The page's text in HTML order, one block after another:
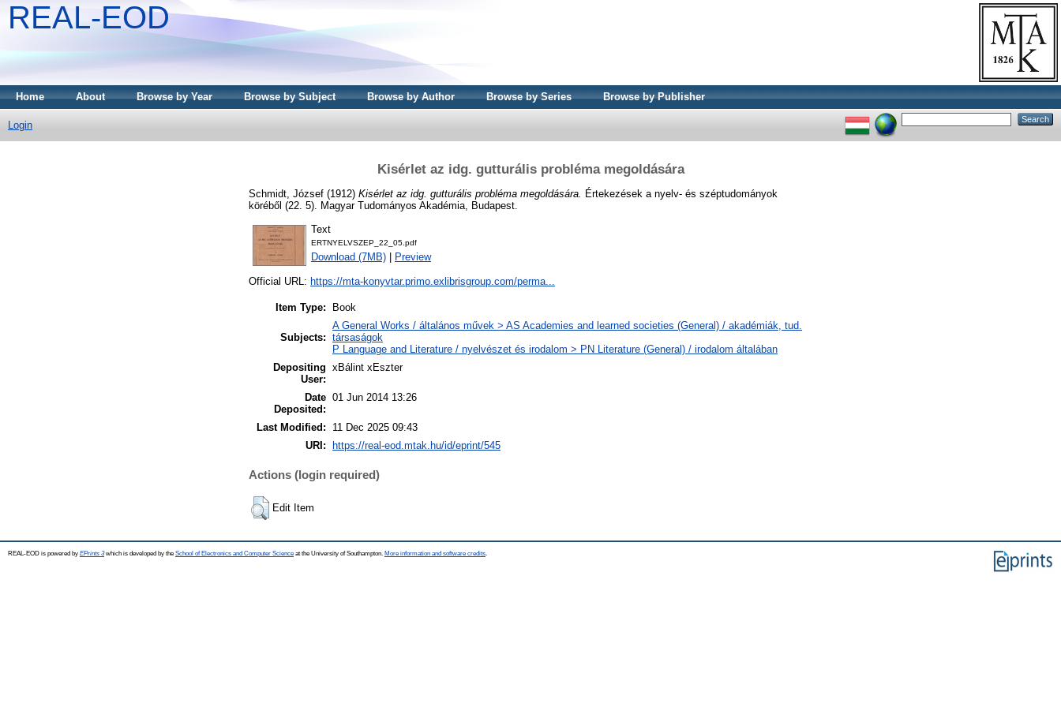
REAL-EOD
Home About Browse by Year Browse by Subject Browse by Author Browse by Series Browse by Publisher
Login
Kisérlet az idg. gutturális probléma megoldására
Schmidt, József (1912) Kisérlet az idg. gutturális probléma megoldására. Értekezések a nyelv- és széptudományok
köréből (22. 5). Magyar Tudományos Akadémia, Budapest.
Text
ERTNYELVSZEP_22_05.pdf
Download (7MB) Preview
Official URL: https://mta-konyvtar.primo.exlibrisgroup.com/perma...
Item Type: Book
Subjects:
A General Works / általános művek > AS Academies and learned societies (General) / akadémiák, tud.
társaságok
P Language and Literature / nyelvészet és irodalom > PN Literature (General) / irodalom általában
Depositing
User:
xBálint xEszter
Date
Deposited:
01 Jun 2014 13:26
Last Modified:
11 Dec 2025 09:43
URI:
https://real-eod.mtak.hu/id/eprint/545
Actions (login required)
Edit Item
REAL-EOD is powered by EPrints 3which is developed by the School of Electronics and Computer Science at the University of Southampton. More information and software credits